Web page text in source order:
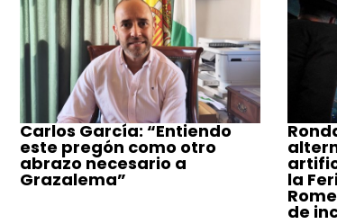
Carlos García: “Entiendo
este pregón como otro
abrazo necesario a
Grazalema” la
de